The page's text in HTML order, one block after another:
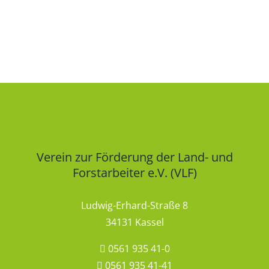
Verein zur Förderung der Land- und
Forstarbeiter e.V. (VLF)
Ludwig-Erhard-Straße 8
34131 Kassel
0561 935 41-0
0561 935 41-41